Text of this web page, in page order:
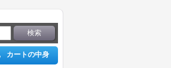
カートの中身